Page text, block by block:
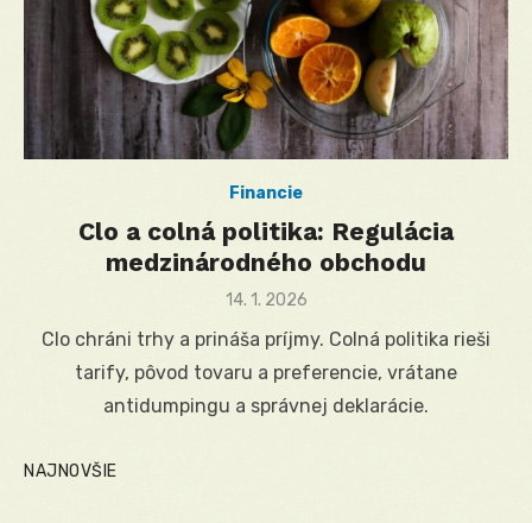
Financie
Clo a colná politika: Regulácia
medzinárodného obchodu
Posted
14. 1. 2026
Clo chráni trhy a prináša príjmy. Colná politika rieši
tarify, pôvod tovaru a preferencie, vrátane
antidumpingu a správnej deklarácie.
NAJNOVŠIE